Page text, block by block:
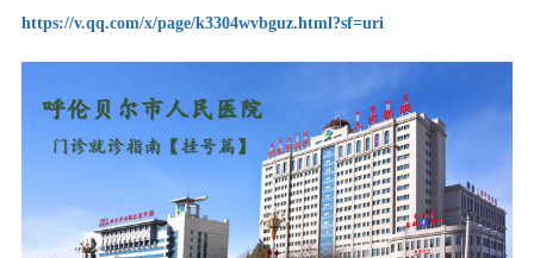
https://v.qq.com/x/page/k3304wvbguz.html?sf=uri